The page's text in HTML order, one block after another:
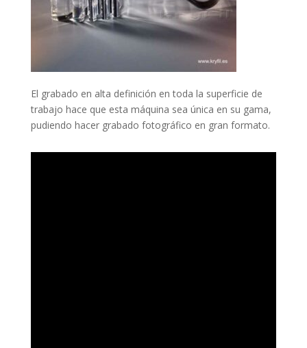
El grabado en alta definición en toda la superficie de
trabajo hace que esta máquina sea única en su gama,
pudiendo hacer grabado fotográfico en gran formato.